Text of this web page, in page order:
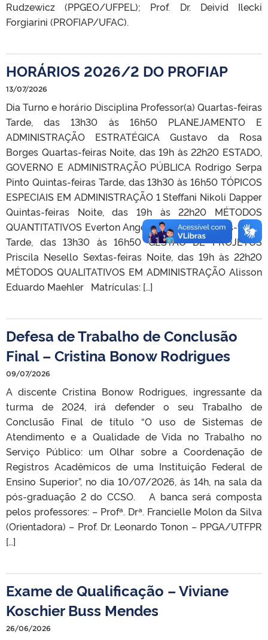
Rudzewicz (PPGEO/UFPEL); Prof. Dr. Deivid Ilecki
Forgiarini (PROFIAP/UFAC).
HORÁRIOS 2026/2 DO PROFIAP
13/07/2026
Dia Turno e horário Disciplina Professor(a) Quartas-feiras
Tarde, das 13h30 às 16h50 PLANEJAMENTO E
ADMINISTRAÇÃO ESTRATÉGICA Gustavo da Rosa
Borges Quartas-feiras Noite, das 19h às 22h20 ESTADO,
GOVERNO E ADMINISTRAÇÃO PÚBLICA Rodrigo Serpa
Pinto Quintas-feiras Tarde, das 13h30 às 16h50 TÓPICOS
ESPECIAIS EM ADMINISTRAÇÃO 1 Steffani Nikoli Dapper
Quintas-feiras Noite, das 19h às 22h20 MÉTODOS
QUANTITATIVOS Everton Anger Cavalheiro Sextas-feiras
Tarde, das 13h30 às 16h50 GESTÃO DE PROJETOS
Priscila Nesello Sextas-feiras Noite, das 19h às 22h20
MÉTODOS QUALITATIVOS EM ADMINISTRAÇÃO Alisson
Eduardo Maehler Matrículas: […]
Defesa de Trabalho de Conclusão
Final – Cristina Bonow Rodrigues
09/07/2026
A discente Cristina Bonow Rodrigues, ingressante da
turma de 2024, irá defender o seu Trabalho de
Conclusão Final de título “O uso de Sistemas de
Atendimento e a Qualidade de Vida no Trabalho no
Serviço Público: um Olhar sobre a Coordenação de
Registros Acadêmicos de uma Instituição Federal de
Ensino Superior”, no dia 10/07/2026, às 14h, na sala da
pós-graduação 2 do CCSO. A banca será composta
pelos professores: – Profª. Drª. Francielle Molon da Silva
(Orientadora) – Prof. Dr. Leonardo Tonon – PPGA/UTFPR
[…]
Exame de Qualificação – Viviane
Koschier Buss Mendes
26/06/2026